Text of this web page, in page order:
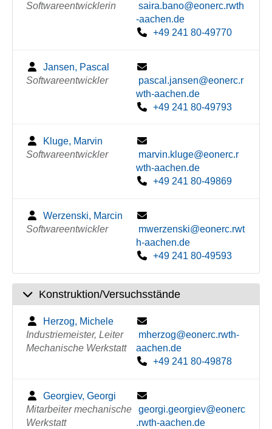
Softwareentwicklerin
saira.bano@eonerc.rwth
-aachen.de
+49 241 80-49770
Jansen, Pascal
Softwareentwickler
pascal.jansen@eonerc.r
wth-aachen.de
+49 241 80-49793
Kluge, Marvin
Softwareentwickler
marvin.kluge@eonerc.r
wth-aachen.de
+49 241 80-49869
Werzenski, Marcin
Softwareentwickler
mwerzenski@eonerc.rwt
h-aachen.de
+49 241 80-49593
Konstruktion/Versuchsstände
Herzog, Michele
Industriemeister, Leiter
Mechanische Werkstatt
mherzog@eonerc.rwth-
aachen.de
+49 241 80-49878
Georgiev, Georgi
Mitarbeiter mechanische
Werkstatt
georgi.georgiev@eonerc
.rwth-aachen.de